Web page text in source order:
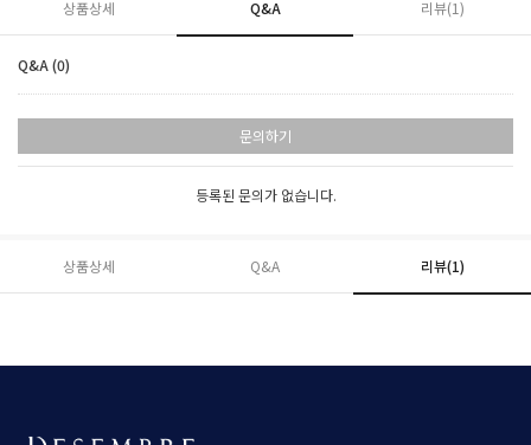
상품상세 Q&A 리뷰(1)
Q&A (0)
문의하기
등록된 문의가 없습니다.
상품상세 Q&A 리뷰(1)